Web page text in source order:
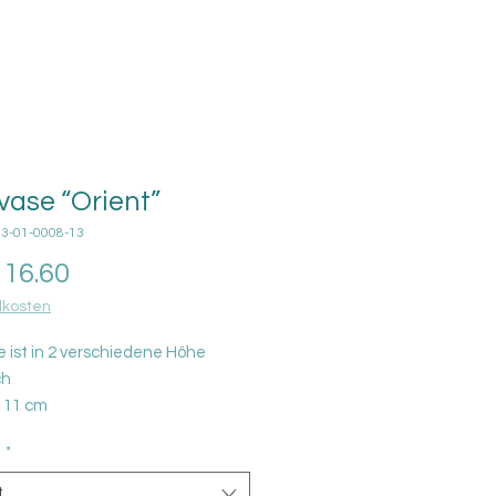
“Orient”
01-0008-13
ist in 2 verschiedene Höhe
11 cm
*